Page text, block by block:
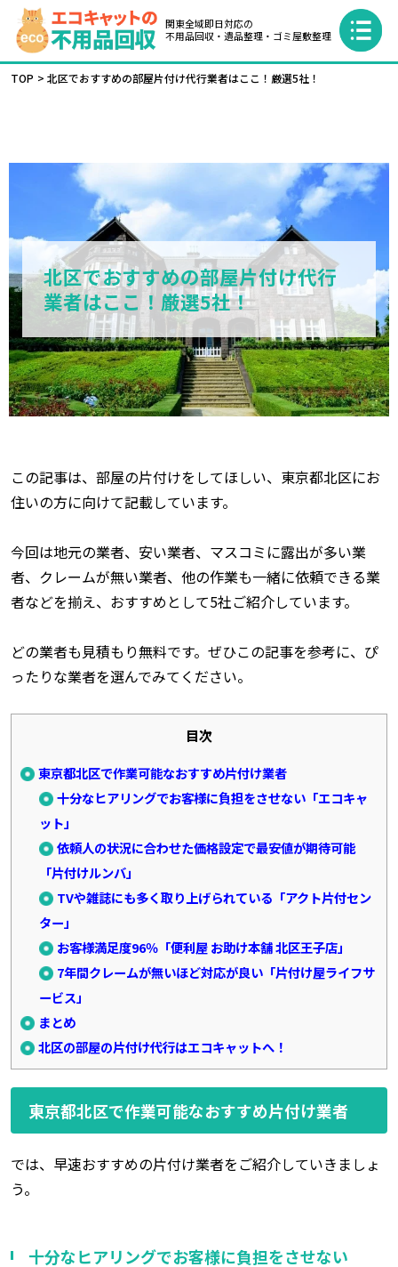
関東全域即日対応の
不用品回収・遺品整理・ゴミ屋敷整理
TOP 北区でおすすめの部屋片付け代行業者はここ！厳選5社！
北区でおすすめの部屋片付け代行
業者はここ！厳選5社！
この記事は、部屋の片付けをしてほしい、東京都北区にお
住いの方に向けて記載しています。
今回は地元の業者、安い業者、マスコミに露出が多い業
者、クレームが無い業者、他の作業も一緒に依頼できる業
者などを揃え、おすすめとして5社ご紹介しています。
どの業者も見積もり無料です。ぜひこの記事を参考に、ぴ
ったりな業者を選んでみてください。
目次
東京都北区で作業可能なおすすめ片付け業者
十分なヒアリングでお客様に負担をさせない「エコキャ
ット」
依頼人の状況に合わせた価格設定で最安値が期待可能
「片付けルンバ」
TVや雑誌にも多く取り上げられている「アクト片付セン
ター」
お客様満足度96％「便利屋 お助け本舗 北区王子店」
7年間クレームが無いほど対応が良い「片付け屋ライフサ
ービス」
まとめ
北区の部屋の片付け代行はエコキャットへ！
東京都北区で作業可能なおすすめ片付け業者
では、早速おすすめの片付け業者をご紹介していきましょ
う。
十分なヒアリングでお客様に負担をさせない